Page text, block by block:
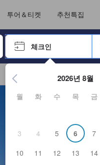
투어＆티켓 추천특집
용하여 탐색한 후 엔터키를 눌러
체크인
엔터 키를 눌러 캘린더를 여세
2026년 8월
월 화 수 목 금
3
4 5 6 7
10
11 12 13 14
까지 일련의 절차를 완료